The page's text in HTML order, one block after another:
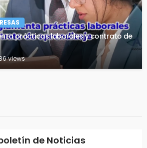
prácticas laborales y contrato de
views
de Noticias